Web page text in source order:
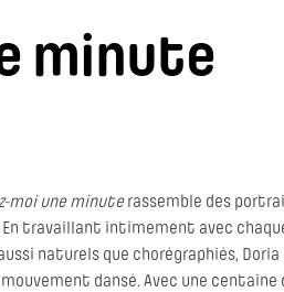
minute
moi une minuterassemble des
En travaillant intimement avec
naturels que chorégraphiés, Doria
dansé. Avec une centaine